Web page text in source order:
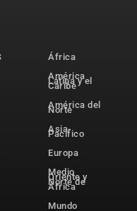
África
América
Latina y el
Caribe
América del
Norte
Asia-
Pacífico
Europa
Medio
Oriente y
Norte de
África
Mundo